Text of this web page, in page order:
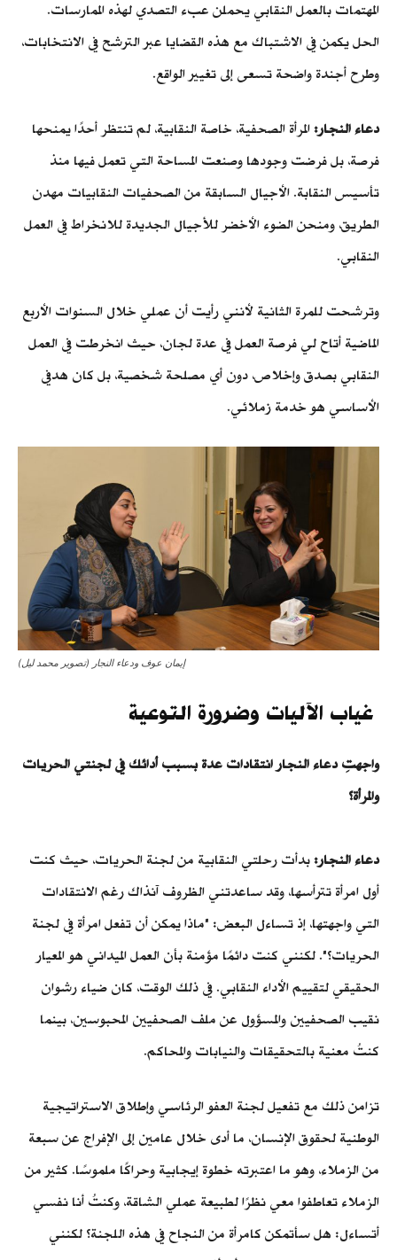
المهتمات بالعمل النقابي يحملن عبء التصدي لهذه الممارسات.
الحل يكمن في الاشتباك مع هذه القضايا عبر الترشح في الانتخابات،
وطرح أجندة واضحة تسعى إلى تغيير الواقع.
دعاء النجار: المرأة الصحفية، خاصة النقابية، لم تنتظر أحدًا يمنحها
فرصة، بل فرضت وجودها وصنعت المساحة التي تعمل فيها منذ
تأسيس النقابة. الأجيال السابقة من الصحفيات النقابيات مهدن
الطريق، ومنحن الضوء الأخضر للأجيال الجديدة للانخراط في العمل
النقابي.
وترشحت للمرة الثانية لأنني رأيت أن عملي خلال السنوات الأربع
الماضية أتاح لي فرصة العمل في عدة لجان، حيث انخرطت في العمل
النقابي بصدق وإخلاص، دون أي مصلحة شخصية، بل كان هدفي
الأساسي هو خدمة زملائي.
إيمان عوف ودعاء النجار (تصوير محمد ليل)
غياب الآليات وضرورة التوعية
واجهتِ دعاء النجار انتقادات عدة بسبب أدائك في لجنتي الحريات
والمرأة؟
دعاء النجار: بدأت رحلتي النقابية من لجنة الحريات، حيث كنت
أول امرأة تترأسها، وقد ساعدتني الظروف آنذاك رغم الانتقادات
التي واجهتها، إذ تساءل البعض: "ماذا يمكن أن تفعل امرأة في لجنة
الحريات؟". لكنني كنت دائمًا مؤمنة بأن العمل الميداني هو المعيار
الحقيقي لتقييم الأداء النقابي. في ذلك الوقت، كان ضياء رشوان
نقيب الصحفيين والمسؤول عن ملف الصحفيين المحبوسين، بينما
كنتُ معنية بالتحقيقات والنيابات والمحاكم.
تزامن ذلك مع تفعيل لجنة العفو الرئاسي وإطلاق الاستراتيجية
الوطنية لحقوق الإنسان، ما أدى خلال عامين إلى الإفراج عن سبعة
من الزملاء، وهو ما اعتبرته خطوة إيجابية وحراكًا ملموسًا. كثير من
الزملاء تعاطفوا معي نظرًا لطبيعة عملي الشاقة، وكنتُ أنا نفسي
أتساءل: هل سأتمكن كامرأة من النجاح في هذه اللجنة؟ لكنني